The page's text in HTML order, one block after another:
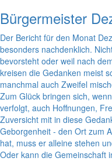
Bürgermeister
Der Bericht für den Monat
besonders nachdenklich.
bevorsteht oder weil nach
kreisen die Gedanken meist
manchmal auch Zweifel
Zum Glück bringen sich,
verfolgt, auch Hoffnungen,
Zuversicht mit in diese
Geborgenheit - den Ort zum
hat, muss er alleine stehen
Oder kann die Gemeinschaft